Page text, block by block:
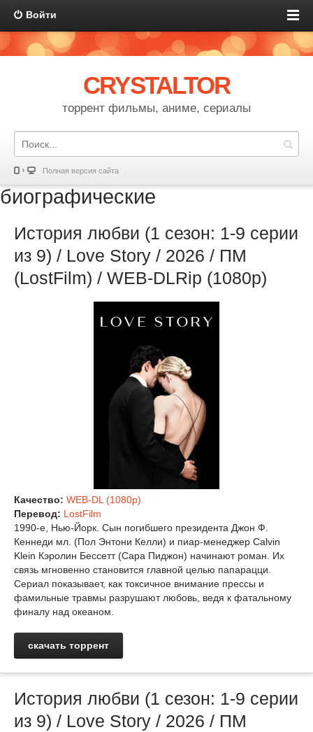
Войти
CRYSTALTOR
торрент фильмы, аниме, сериалы
Полная версия сайта
биографические
История любви (1 сезон: 1-9 серии
из 9) / Love Story / 2026 / ПМ
(LostFilm) / WEB-DLRip (1080р)
Качество: WEB-DL (1080p)
Перевод: LostFilm
1990-е, Нью-Йорк. Сын погибшего президента Джон Ф.
Кеннеди мл. (Пол Энтони Келли) и пиар-менеджер Calvin
Klein Кэролин Бессетт (Сара Пиджон) начинают роман. Их
связь мгновенно становится главной целью папарацци.
Сериал показывает, как токсичное внимание прессы и
фамильные травмы разрушают любовь, ведя к фатальному
финалу над океаном.
скачать торрент
История любви (1 сезон: 1-9 серии
из 9) / Love Story / 2026 / ПМ